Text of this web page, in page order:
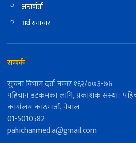
अन्तर्वार्ता
अर्थ समाचार
सम्पर्क
सुचना विभाग दर्ता नम्वर १६२/०७३-७४
पहिचान डटकमका लागि, प्रकाशक संस्था :
कार्यालयः काठमाडौं, नेपाल
01-5010582
pahichanmedia@gmail.com